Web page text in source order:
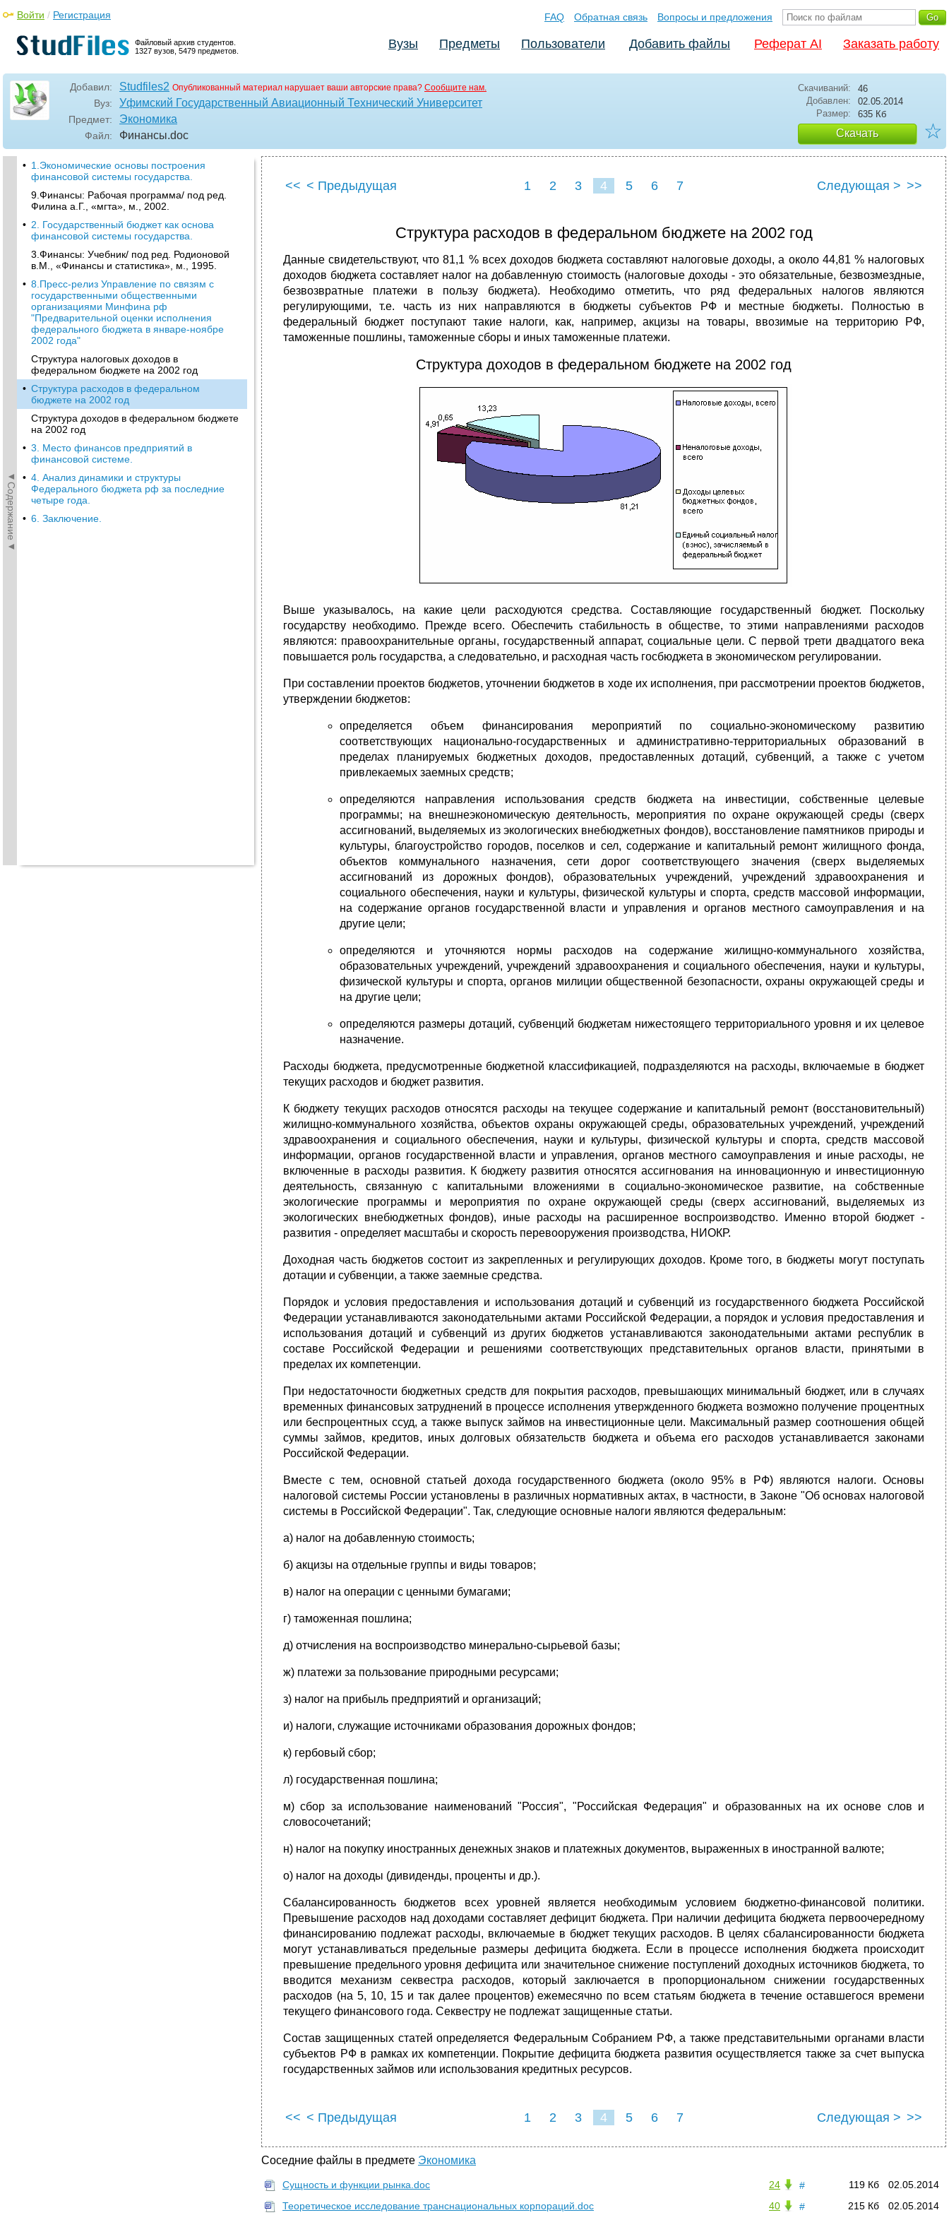
Файловый архив студентов.
1327 вузов, 5479 предметов.
Войти / Регистрация FAQ Обратная связь Вопросы и предложения
Вузы Предметы Пользователи Добавить файлы Реферат AI Заказать работу
Добавил: Studfiles2 Опубликованный материал нарушает ваши авторские права? Сообщите нам.
Вуз: Уфимский Государственный Авиационный Технический Университет
Предмет: Экономика
Файл: Финансы.doc
Скачиваний:
46
Добавлен:
02.05.2014
Размер:
635 Кб
Скачать ☆
◄Содержание◄
• 1.Экономические основы построения
финансовой системы государства.
9.Финансы: Рабочая программа/ под ред.
Филина а.Г., «мгта», м., 2002.
• 2. Государственный бюджет как основа
финансовой системы государства.
3.Финансы: Учебник/ под ред. Родионовой
в.М., «Финансы и статистика», м., 1995.
• 8.Пресс-релиз Управление по связям с
государственными общественными
организациями Минфина рф
"Предварительной оценки исполнения
федерального бюджета в январе-ноябре
2002 года"
Структура налоговых доходов в
федеральном бюджете на 2002 год
• Структура расходов в федеральном
бюджете на 2002 год
Структура доходов в федеральном бюджете
на 2002 год
• 3. Место финансов предприятий в
финансовой системе.
• 4. Анализ динамики и структуры
Федерального бюджета рф за последние
четыре года.
• 6. Заключение.
<< < Предыдущая 1 2 3 4 5 6 7 Следующая > >>
Структура расходов в федеральном бюджете на 2002 год
Данные свидетельствуют, что 81,1 % всех доходов бюджета составляют налоговые доходы, а около 44,81 % налоговых
доходов бюджета составляет налог на добавленную стоимость (налоговые доходы - это обязательные, безвозмездные,
безвозвратные платежи в пользу бюджета). Необходимо отметить, что ряд федеральных налогов являются
регулирующими, т.е. часть из них направляются в бюджеты субъектов РФ и местные бюджеты. Полностью в
федеральный бюджет поступают такие налоги, как, например, акцизы на товары, ввозимые на территорию РФ,
таможенные пошлины, таможенные сборы и иных таможенные платежи.
Структура доходов в федеральном бюджете на 2002 год
Выше указывалось, на какие цели расходуются средства. Составляющие государственный бюджет. Поскольку
государству необходимо. Прежде всего. Обеспечить стабильность в обществе, то этими направлениями расходов
являются: правоохранительные органы, государственный аппарат, социальные цели. С первой трети двадцатого века
повышается роль государства, а следовательно, и расходная часть госбюджета в экономическом регулировании.
При составлении проектов бюджетов, уточнении бюджетов в ходе их исполнения, при рассмотрении проектов бюджетов,
утверждении бюджетов:
определяется объем финансирования мероприятий по социально-экономическому развитию
соответствующих национально-государственных и административно-территориальных образований в
пределах планируемых бюджетных доходов, предоставленных дотаций, субвенций, а также с учетом
привлекаемых заемных средств;
определяются направления использования средств бюджета на инвестиции, собственные целевые
программы; на внешнеэкономическую деятельность, мероприятия по охране окружающей среды (сверх
ассигнований, выделяемых из экологических внебюджетных фондов), восстановление памятников природы и
культуры, благоустройство городов, поселков и сел, содержание и капитальный ремонт жилищного фонда,
объектов коммунального назначения, сети дорог соответствующего значения (сверх выделяемых
ассигнований из дорожных фондов), образовательных учреждений, учреждений здравоохранения и
социального обеспечения, науки и культуры, физической культуры и спорта, средств массовой информации,
на содержание органов государственной власти и управления и органов местного самоуправления и на
другие цели;
определяются и уточняются нормы расходов на содержание жилищно-коммунального хозяйства,
образовательных учреждений, учреждений здравоохранения и социального обеспечения, науки и культуры,
физической культуры и спорта, органов милиции общественной безопасности, охраны окружающей среды и
на другие цели;
определяются размеры дотаций, субвенций бюджетам нижестоящего территориального уровня и их целевое
назначение.
Расходы бюджета, предусмотренные бюджетной классификацией, подразделяются на расходы, включаемые в бюджет
текущих расходов и бюджет развития.
К бюджету текущих расходов относятся расходы на текущее содержание и капитальный ремонт (восстановительный)
жилищно-коммунального хозяйства, объектов охраны окружающей среды, образовательных учреждений, учреждений
здравоохранения и социального обеспечения, науки и культуры, физической культуры и спорта, средств массовой
информации, органов государственной власти и управления, органов местного самоуправления и иные расходы, не
включенные в расходы развития. К бюджету развития относятся ассигнования на инновационную и инвестиционную
деятельность, связанную с капитальными вложениями в социально-экономическое развитие, на собственные
экологические программы и мероприятия по охране окружающей среды (сверх ассигнований, выделяемых из
экологических внебюджетных фондов), иные расходы на расширенное воспроизводство. Именно второй бюджет -
развития - определяет масштабы и скорость перевооружения производства, НИОКР.
Доходная часть бюджетов состоит из закрепленных и регулирующих доходов. Кроме того, в бюджеты могут поступать
дотации и субвенции, а также заемные средства.
Порядок и условия предоставления и использования дотаций и субвенций из государственного бюджета Российской
Федерации устанавливаются законодательными актами Российской Федерации, а порядок и условия предоставления и
использования дотаций и субвенций из других бюджетов устанавливаются законодательными актами республик в
составе Российской Федерации и решениями соответствующих представительных органов власти, принятыми в
пределах их компетенции.
При недостаточности бюджетных средств для покрытия расходов, превышающих минимальный бюджет, или в случаях
временных финансовых затруднений в процессе исполнения утвержденного бюджета возможно получение процентных
или беспроцентных ссуд, а также выпуск займов на инвестиционные цели. Максимальный размер соотношения общей
суммы займов, кредитов, иных долговых обязательств бюджета и объема его расходов устанавливается законами
Российской Федерации.
Вместе с тем, основной статьей дохода государственного бюджета (около 95% в РФ) являются налоги. Основы
налоговой системы России установлены в различных нормативных актах, в частности, в Законе "Об основах налоговой
системы в Российской Федерации". Так, следующие основные налоги являются федеральным:
а) налог на добавленную стоимость;
б) акцизы на отдельные группы и виды товаров;
в) налог на операции с ценными бумагами;
г) таможенная пошлина;
д) отчисления на воспроизводство минерально-сырьевой базы;
ж) платежи за пользование природными ресурсами;
з) налог на прибыль предприятий и организаций;
и) налоги, служащие источниками образования дорожных фондов;
к) гербовый сбор;
л) государственная пошлина;
м) сбор за использование наименований "Россия", "Российская Федерация" и образованных на их основе слов и
словосочетаний;
н) налог на покупку иностранных денежных знаков и платежных документов, выраженных в иностранной валюте;
о) налог на доходы (дивиденды, проценты и др.).
Сбалансированность бюджетов всех уровней является необходимым условием бюджетно-финансовой политики.
Превышение расходов над доходами составляет дефицит бюджета. При наличии дефицита бюджета первоочередному
финансированию подлежат расходы, включаемые в бюджет текущих расходов. В целях сбалансированности бюджета
могут устанавливаться предельные размеры дефицита бюджета. Если в процессе исполнения бюджета происходит
превышение предельного уровня дефицита или значительное снижение поступлений доходных источников бюджета, то
вводится механизм секвестра расходов, который заключается в пропорциональном снижении государственных
расходов (на 5, 10, 15 и так далее процентов) ежемесячно по всем статьям бюджета в течение оставшегося времени
текущего финансового года. Секвестру не подлежат защищенные статьи.
Состав защищенных статей определяется Федеральным Собранием РФ, а также представительными органами власти
субъектов РФ в рамках их компетенции. Покрытие дефицита бюджета развития осуществляется также за счет выпуска
государственных займов или использования кредитных ресурсов.
<< < Предыдущая 1 2 3 4 5 6 7 Следующая > >>
Соседние файлы в предмете Экономика
# 02.05.2014
119 Кб
24
Сущность и функции рынка.doc
#
02.05.2014
215 Кб
40
Теоретическое исследование транснациональных корпораций.doc